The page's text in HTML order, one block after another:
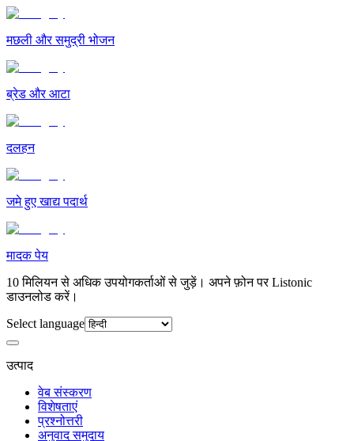
मछली और समुद्री भोजन
ब्रेड और आटा
दलहन
जमे हुए खाद्य पदार्थ
मादक पेय
10 मिलियन से अधिक उपयोगकर्ताओं से जुड़ें। अपने फ़ोन पर Listonic
डाउनलोड करें।
Select language
उत्पाद
वेब संस्करण
विशेषताएं
प्रश्नोत्तरी
अनुवाद समुदाय